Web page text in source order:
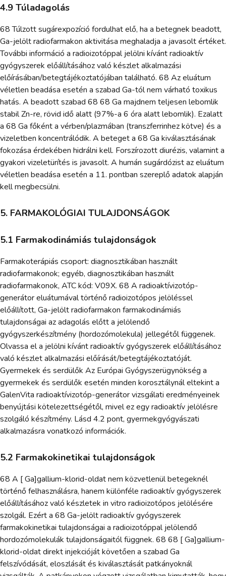
4.9 Túladagolás
68 Túlzott sugárexpozíció fordulhat elő, ha a betegnek beadott,
Ga-jelölt radiofarmakon aktivitása meghaladja a javasolt értéket.
További információ a radioizotóppal jelölni kívánt radioaktív
gyógyszerek előállításához való készlet alkalmazási
előírásában/betegtájékoztatójában található. 68 Az eluátum
véletlen beadása esetén a szabad Ga-tól nem várható toxikus
hatás. A beadott szabad 68 68 Ga majdnem teljesen lebomlik
stabil Zn-re, rövid idő alatt (97%-a 6 óra alatt lebomlik). Ezalatt
a 68 Ga főként a vérben/plazmában (transzferrinhez kötve) és a
vizeletben koncentrálódik. A beteget a 68 Ga kiválasztásának
fokozása érdekében hidrálni kell. Forszírozott diurézis, valamint a
gyakori vizeletürítés is javasolt. A humán sugárdózist az eluátum
véletlen beadása esetén a 11. pontban szereplő adatok alapján
kell megbecsülni.
5. FARMAKOLÓGIAI TULAJDONSÁGOK
5.1 Farmakodinámiás tulajdonságok
Farmakoterápiás csoport: diagnosztikában használt
radiofarmakonok; egyéb, diagnosztikában használt
radiofarmakonok, ATC kód: V09X. 68 A radioaktívizotóp-
generátor eluátumával történő radioizotópos jelöléssel
előállított, Ga-jelölt radiofarmakon farmakodinámiás
tulajdonságai az adagolás előtt a jelölendő
gyógyszerkészítmény (hordozómolekula) jellegétől függenek.
Olvassa el a jelölni kívánt radioaktív gyógyszerek előállításához
való készlet alkalmazási előírását/betegtájékoztatóját.
Gyermekek és serdülők Az Európai Gyógyszerügynökség a
gyermekek és serdülők esetén minden korosztálynál eltekint a
GalenVita radioaktívizotóp-generátor vizsgálati eredményeinek
benyújtási kötelezettségétől, mivel ez egy radioaktív jelölésre
szolgáló készítmény. Lásd 4.2 pont, gyermekgyógyászati
alkalmazásra vonatkozó információk.
5.2 Farmakokinetikai tulajdonságok
68 A [ Ga]gallium-klorid-oldat nem közvetlenül betegeknél
történő felhasználásra, hanem különféle radioaktív gyógyszerek
előállításához való készletek in vitro radioizotópos jelölésére
szolgál. Ezért a 68 Ga-jelölt radioaktív gyógyszerek
farmakokinetikai tulajdonságai a radioizotóppal jelölendő
hordozómolekulák tulajdonságaitól függnek. 68 68 [ Ga]gallium-
klorid-oldat direkt injekcióját követően a szabad Ga
felszívódását, eloszlását és kiválasztását patkányoknál